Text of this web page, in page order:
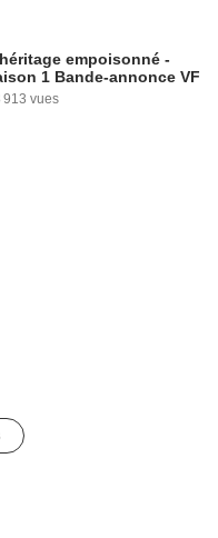
empoisonné -
1 Bande-annonce VF
913 vues